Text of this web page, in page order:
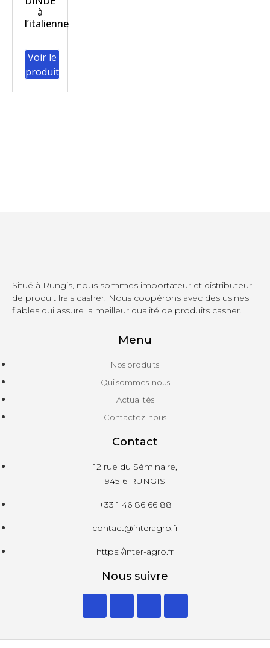
à
l’italienne
Voir le
produit
Situé à Rungis, nous sommes importateur et distributeur
de produit frais casher. Nous coopérons avec des usines
fiables qui assure la meilleur qualité de produits casher.
Menu
Nos produits
Qui sommes-nous
Actualités
Contactez-nous
Contact
12 rue du Séminaire,
94516 RUNGIS
+33 1 46 86 66 88
contact@interagro.fr
https://inter-agro.fr
Nous suivre